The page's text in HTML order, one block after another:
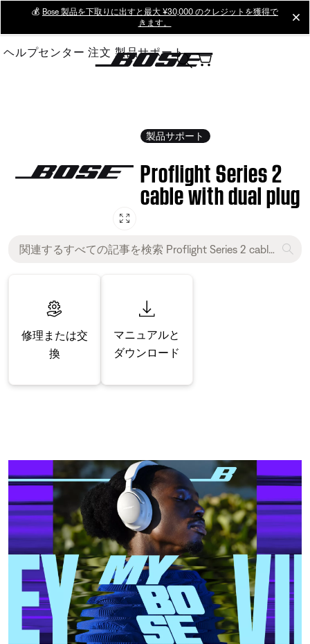
Main
💰 Bose 製品を下取りに出すと最大 ¥30,000 のクレジットを獲得で
きます。
ヘルプセンター 注文 製品サポート
製品サポート
Proflight Series 2
cable with dual plug
修理または交
換
マニュアルと
ダウンロード